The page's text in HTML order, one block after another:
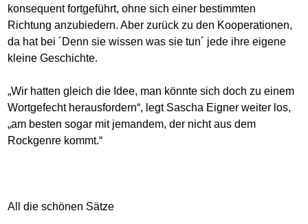
konsequent fortgeführt, ohne sich einer bestimmten
Richtung anzubiedern. Aber zurück zu den Kooperationen,
da hat bei ´Denn sie wissen was sie tun´ jede ihre eigene
kleine Geschichte.
„Wir hatten gleich die Idee, man könnte sich doch zu einem
Wortgefecht herausfordern“, legt Sascha Eigner weiter los,
„am besten sogar mit jemandem, der nicht aus dem
Rockgenre kommt.“
All die schönen Sätze